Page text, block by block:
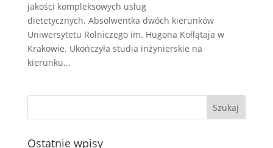
jakości kompleksowych usług
dietetycznych. Absolwentka dwóch kierunków
Uniwersytetu Rolniczego im. Hugona Kołłątaja w
Krakowie. Ukończyła studia inżynierskie na
kierunku...
Ostatnie wpisy